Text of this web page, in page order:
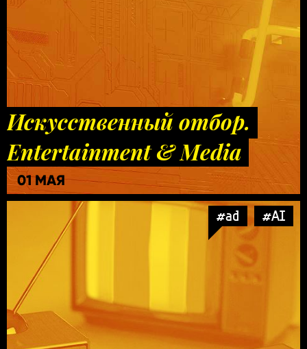
Искусственный отбор.
Entertainment & Media
01 МАЯ
#ad #AI